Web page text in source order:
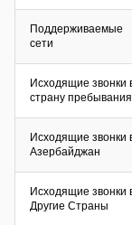
Поддерживаемые
сети
Исходящие звонки
страну пребывания
Исходящие звонки
Азербайджан
Исходящие звонки
Другие Страны